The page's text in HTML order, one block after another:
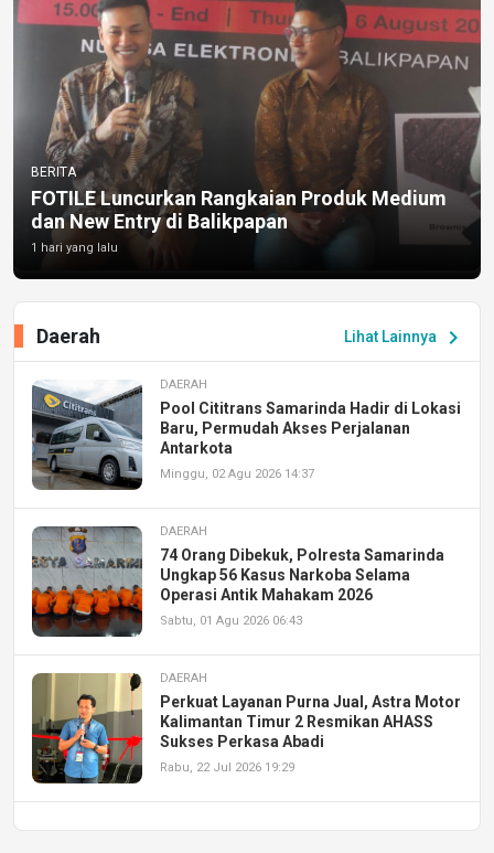
BERITA
FOTILE Luncurkan Rangkaian Produk Medium
dan New Entry di Balikpapan
1 hari yang lalu
Lihat Lainnya chevron_right
Daerah
DAERAH
Pool Cititrans Samarinda Hadir di Lokasi
Baru, Permudah Akses Perjalanan
Antarkota
Minggu, 02 Agu 2026 14:37
DAERAH
74 Orang Dibekuk, Polresta Samarinda
Ungkap 56 Kasus Narkoba Selama
Operasi Antik Mahakam 2026
Sabtu, 01 Agu 2026 06:43
DAERAH
Perkuat Layanan Purna Jual, Astra Motor
Kalimantan Timur 2 Resmikan AHASS
Sukses Perkasa Abadi
Rabu, 22 Jul 2026 19:29